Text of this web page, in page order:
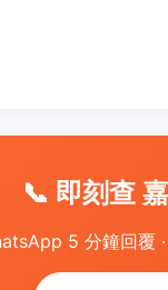
📞 即刻查
5 分鐘回覆